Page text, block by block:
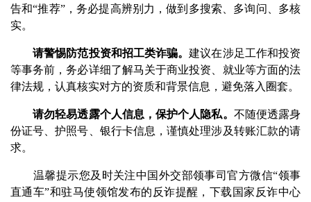
告和“推荐”，务必提高辨别力，做到多搜索、多询问、多核
实。
请警惕防范投资和招工类诈骗。建议在涉足工作和投资
等事务前，务必详细了解马关于商业投资、就业等方面的法
律法规，认真核实对方的资质和背景信息，避免落入圈套。
请勿轻易透露个人信息，保护个人隐私。 不随便透露身
份证号、护照号、银行卡信息，谨慎处理涉及转账汇款的请
求。
温馨提示您及时关注中国外交部领事司官方微信“领事
直通车”和驻马使领馆发布的反诈提醒，下载国家反诈中心